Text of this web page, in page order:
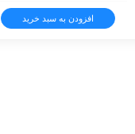
50000 تومانافزودن به سبد خرید